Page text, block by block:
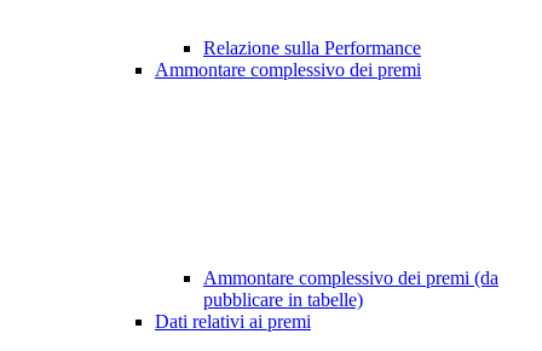
Relazione sulla Performance
Ammontare complessivo dei premi
Ammontare complessivo dei premi (da
pubblicare in tabelle)
Dati relativi ai premi